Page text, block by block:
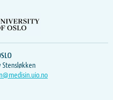
Stensløkken